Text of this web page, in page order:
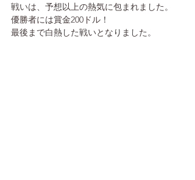
戦いは、予想以上の熱気に包まれました。
優勝者には賞金200ドル！
最後まで白熱した戦いとなりました。